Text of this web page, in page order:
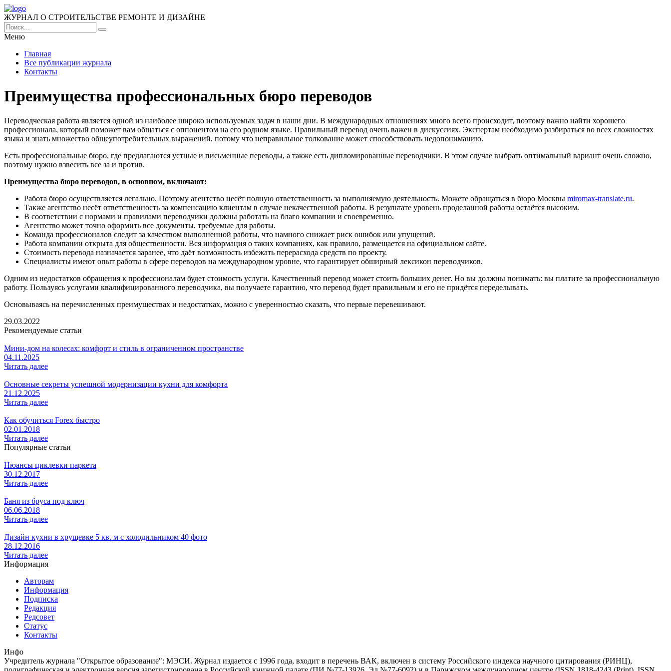
ЖУРНАЛ О СТРОИТЕЛЬСТВЕ РЕМОНТЕ И ДИЗАЙНЕ
Меню
Главная
Все публикации журнала
Контакты
Преимущества профессиональных бюро переводов
Переводческая работа является одной из наиболее широко используемых задач в наши дни. В международных отношениях много всего происходит, поэтому важно найти хорошего
профессионала, который поможет вам общаться с оппонентом на его родном языке. Правильный перевод очень важен в дискуссиях. Экспертам необходимо разбираться во всех сложностях
языка и знать множество общеупотребительных выражений, потому что неправильное толкование может способствовать недопониманию.
Есть профессиональные бюро, где предлагаются устные и письменные переводы, а также есть дипломированные переводчики. В этом случае выбрать оптимальный вариант очень сложно,
поэтому нужно взвесить все за и против.
Преимущества бюро переводов, в основном, включают:
Работа бюро осуществляется легально. Поэтому агентство несёт полную ответственность за выполняемую деятельность. Можете обращаться в бюро Москвы miromax-translate.ru.
Также агентство несёт ответственность за компенсацию клиентам в случае некачественной работы. В результате уровень проделанной работы остаётся высоким.
В соответствии с нормами и правилами переводчики должны работать на благо компании и своевременно.
Агентство может точно оформить все документы, требуемые для работы.
Команда профессионалов следит за качеством выполненной работы, что намного снижает риск ошибок или упущений.
Работа компании открыта для общественности. Вся информация о таких компаниях, как правило, размещается на официальном сайте.
Стоимость перевода назначается заранее, что даёт возможность избежать перерасхода средств по проекту.
Специалисты имеют опыт работы в сфере переводов на международном уровне, что гарантирует обширный лексикон переводчиков.
Одним из недостатков обращения к профессионалам будет стоимость услуги. Качественный перевод может стоить больших денег. Но вы должны понимать: вы платите за профессиональную
работу. Пользуясь услугами квалифицированного переводчика, вы получаете гарантию, что перевод будет правильным и его не придётся переделывать.
Основываясь на перечисленных преимуществах и недостатках, можно с уверенностью сказать, что первые перевешивают.
29.03.2022
Рекомендуемые статьи
Мини-дом на колесах: комфорт и стиль в ограниченном пространстве
04.11.2025
Читать далее
Основные секреты успешной модернизации кухни для комфорта
21.12.2025
Читать далее
Как обучиться Forex быстро
02.01.2018
Читать далее
Популярные статьи
Нюансы циклевки паркета
30.12.2017
Читать далее
Баня из бруса под ключ
06.06.2018
Читать далее
Дизайн кухни в хрущевке 5 кв. м с холодильником 40 фото
28.12.2016
Читать далее
Информация
Авторам
Информация
Подписка
Редакция
Редсовет
Статус
Контакты
Инфо
Учредитель журнала "Открытое образование": МЭСИ. Журнал издается с 1996 года, входит в перечень ВАК, включен в систему Российского индекса научного цитирования (РИНЦ),